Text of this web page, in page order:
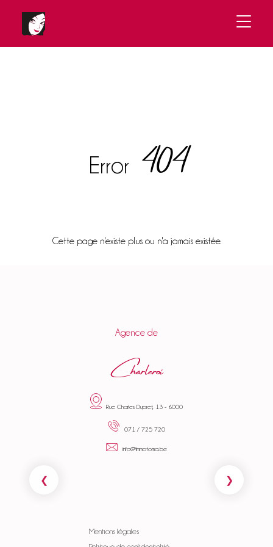
Error404
Cette page n'existe plus ou n'a jamais existée.
Agence de
Charleroi
Rue Charles Dupret, 13 - 6000
071 / 725 720
info@immotoma.be
Mentions légales